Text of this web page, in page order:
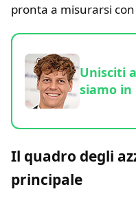
pronta a misurarsi
Unisciti
siamo in
Il quadro degli
principale